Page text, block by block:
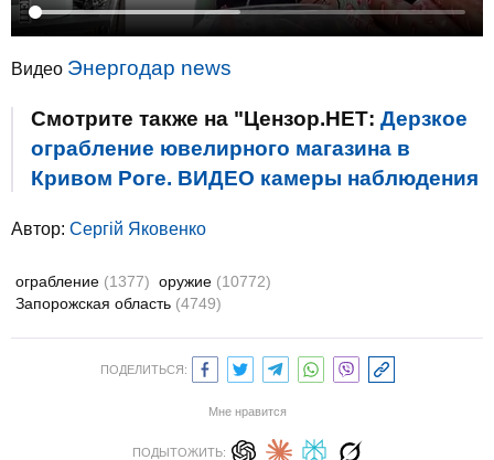
Видео Энергодар news
Смотрите также на "Цензор.НЕТ: Дерзкое
ограбление ювелирного магазина в
Кривом Роге. ВИДЕО камеры наблюдения
Автор: Сергій Яковенко
ограбление (1377) оружие (10772)
Запорожская область (4749)
ПОДЕЛИТЬСЯ:
Мне нравится
ПОДЫТОЖИТЬ: